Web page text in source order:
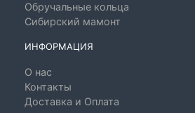
Обручальные кольца
Сибирский мамонт
ИНФОРМАЦИЯ
О нас
Контакты
Доставка и Оплата